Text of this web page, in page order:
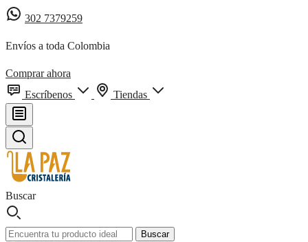
302 7379259
Envíos a toda Colombia
Comprar ahora
Escríbenos
Tiendas
Buscar
Buscar